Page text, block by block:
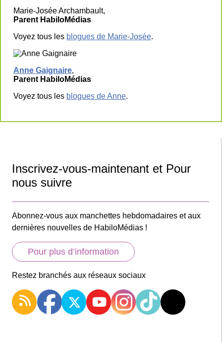
Marie-Josée Archambault,
Parent HabiloMédias
Voyez tous les blogues de Marie-Josée.
Anne Gaignaire,
Parent HabiloMédias
Voyez tous les blogues de Anne.
Inscrivez-vous-maintenant et Pour
nous suivre
Abonnez-vous aux manchettes hebdomadaires et aux
dernières nouvelles de HabiloMédias !
Pour plus d’information
Restez branchés aux réseaux sociaux